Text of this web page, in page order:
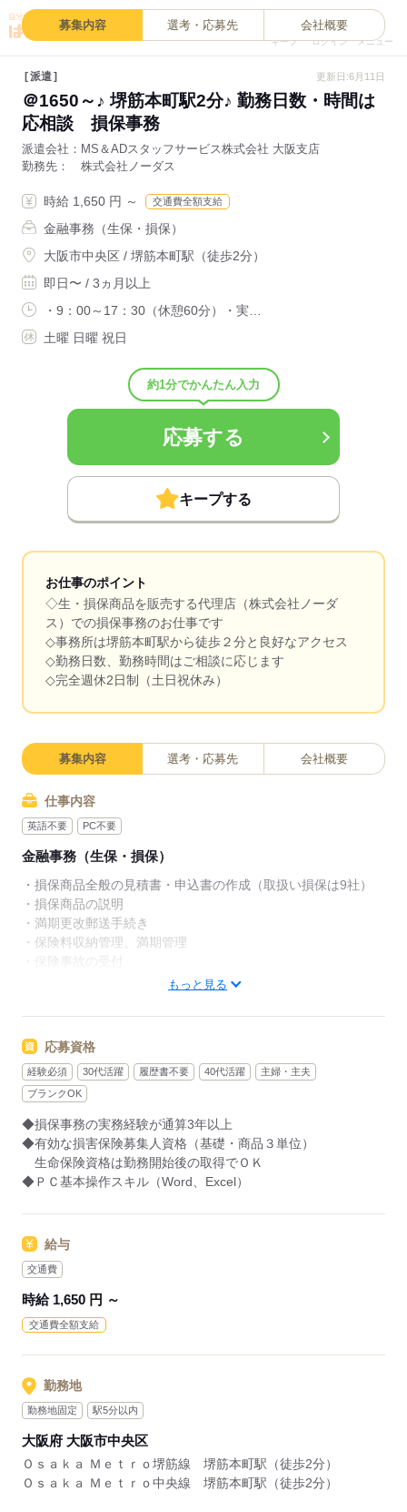
キープ ログイン メニュー
募集内容 選考・応募先 会社概要
派遣 更新日:6月11日
＠1650～♪ 堺筋本町駅2分♪ 勤務日数・時間は
応相談 損保事務
派遣会社
MS＆ADスタッフサービス株式会社 大阪支店
勤務先
株式会社ノーダス
時給 1,650 円 ～ 交通費全額支給
金融事務（生保・損保）
大阪市中央区 / 堺筋本町駅（徒歩2分）
即日〜 / 3ヵ月以上
・9：00～17：30（休憩60分）・実…
土曜 日曜 祝日
約1分でかんたん入力
応募する
キープする
お仕事のポイント
◇生・損保商品を販売する代理店（株式会社ノーダ
ス）での損保事務のお仕事です
◇事務所は堺筋本町駅から徒歩２分と良好なアクセス
◇勤務日数、勤務時間はご相談に応じます
◇完全週休2日制（土日祝休み）
募集内容 選考・応募先 会社概要
仕事内容
英語不要 PC不要
金融事務（生保・損保）
・損保商品全般の見積書・申込書の作成（取扱い損保は9社）
・損保商品の説明
・満期更改郵送手続き
・保険料収納管理、満期管理
もっと見る
応募資格
経験必須 30代活躍 履歴書不要 40代活躍
主婦・主夫
ブランクOK
◆損保事務の実務経験が通算3年以上
◆有効な損害保険募集人資格（基礎・商品３単位）
生命保険資格は勤務開始後の取得でＯＫ
◆ＰＣ基本操作スキル（Word、Excel）
給与
交通費
時給 1,650 円 ～
交通費全額支給
勤務地
勤務地固定 駅5分以内
大阪府 大阪市中央区
Ｏｓａｋａ Ｍｅｔｒｏ堺筋線 堺筋本町駅（徒歩2分）
Ｏｓａｋａ Ｍｅｔｒｏ中央線 堺筋本町駅（徒歩2分）